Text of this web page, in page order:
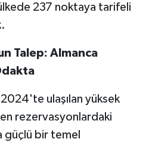
237 noktaya tarifeli
Talep: Almanca
ulaşılan yüksek
rezervasyonlardaki
güçlü bir temel